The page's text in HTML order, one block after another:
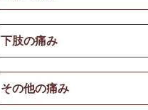
下肢の痛み
その他の痛み